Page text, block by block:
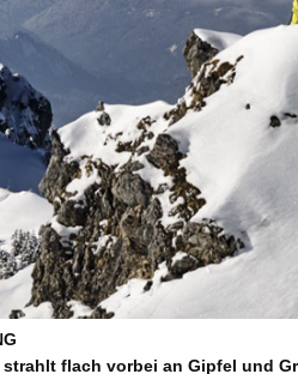
flach vorbei an Gipfel und